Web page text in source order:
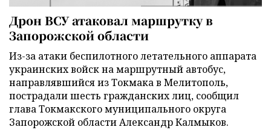
Дрон ВСУ атаковал маршрутку в
Запорожской области
Из-за атаки беспилотного летательного аппарата
украинских войск на маршрутный автобус,
направлявшийся из Токмака в Мелитополь,
пострадали шесть гражданских лиц, сообщил
глава Токмакского муниципального округа
Запорожской области Александр Калмыков.